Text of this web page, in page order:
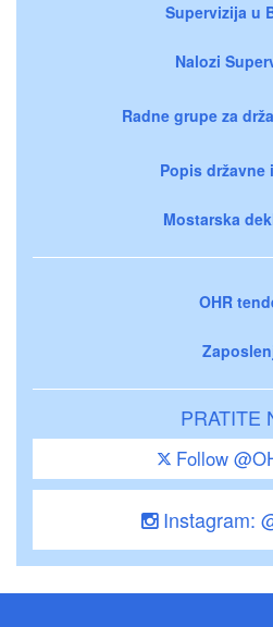
Supervizija u
Nalozi
Radne grupe za
Popis državne
Mostarska
OHR
PRATITE
Follow
Instagram: